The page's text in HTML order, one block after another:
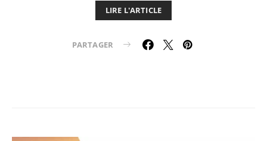
LIRE L'ARTICLE
PARTAGER